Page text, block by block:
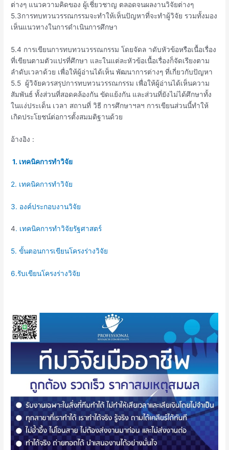
ต่างๆ แนวความคิดของ ผู้เชี่ยวชาญ ตลอดจนผลงานวิจัยต่างๆ
5.3การทบทวนวรรณกรรมจะทำให้เห็นปัญหาที่จะทำผู้วิจัย รวมทั้งมอง
เห็นแนวทางในการดำเนินการศึกษา
5.4 การเขียนการทบทวนวรรณกรรม โดยจัดล าดับหัวข้อหรือเนื้อเรื่อง
ที่เขียนตามตัวแปรที่ศึกษา และในแต่ละหัวข้อเนื้อเรื่องก็จัดเรียงตาม
ลำดับเวลาด้วย เพื่อให้ผู้อ่านได้เห็น พัฒนาการต่างๆ ที่เกี่ยวกับปัญหา
5.5 ผู้วิจัยควรสรุปการทบทวนวรรณกรรม เพื่อให้ผู้อ่านได้เห็นความ
สัมพันธ์ ทั้งส่วนที่สอดคล้องกัน ขัดแย้งกัน และส่วนที่ยังไม่ได้ศึกษาทั้ง
ในแง่ประเด็น เวลา สถานที่ วิธี การศึกษาฯลฯ การเขียนส่วนนี้ทำให้
เกิดประโยชน์ต่อการตั้งสมมติฐานด้วย
อ้างอิง :
1. เทคนิคการทำวิจัย
2. เทคนิคการทำวิจัย
3. องค์ประกอบงานวิจัย
4. เทคนิคการทำวิจัยรัฐศาสตร์
5. ขั้นตอนการเขียนโครงร่างวิจัย
6.รับเขียนโครงร่างวิจัย